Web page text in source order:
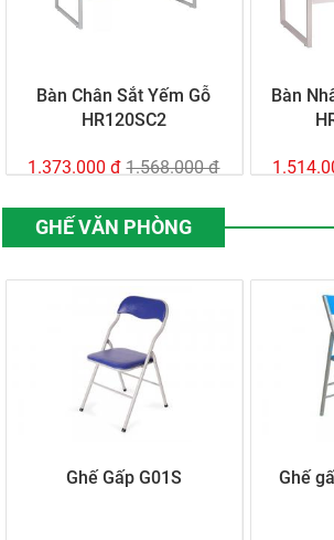
Bàn Chân Sắt Yếm Gỗ
HR120SC2
1.373.000 đ 1.568.000 đ
Bàn
GHẾ VĂN PHÒNG
Ghế Gấp G01S Ghế